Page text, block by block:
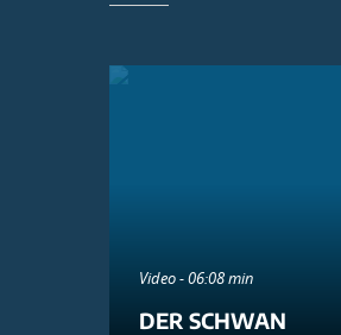
Video - 06:08 min
DER SCHWAN